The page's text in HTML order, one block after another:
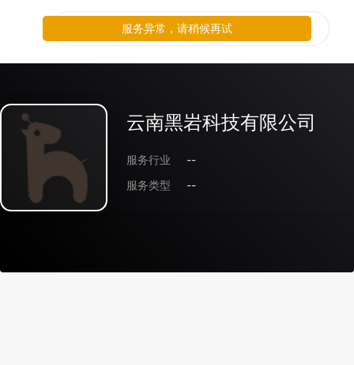
云南黑岩科技有限公司
服务行业
--
服务类型
--
服务异常，请稍候再试